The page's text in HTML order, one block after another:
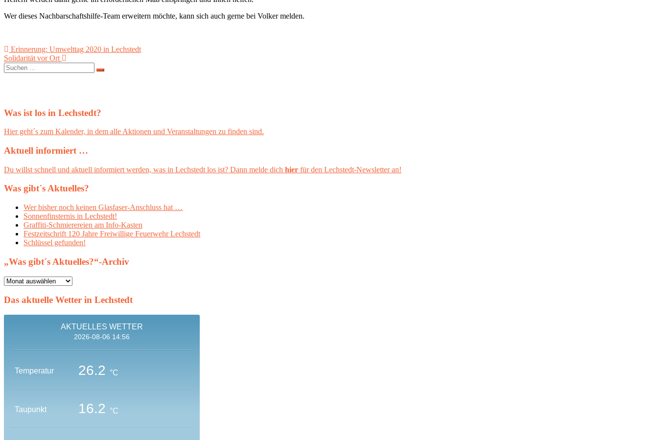
Wer dieses Nachbarschaftshilfe-Team erweitern möchte, kann sich auch gerne bei Volker melden.
Beitragsnavigation
Erinnerung: Umwelttag 2020 in Lechstedt
Solidarität vor Ort
Suchen
nach:
Was ist los in Lechstedt?
Hier geht´s zum Kalender, in dem alle Aktionen und Veranstaltungen zu finden sind.
Aktuell informiert …
Du willst schnell und aktuell informiert werden, was in Lechstedt los ist? Dann melde dich hier für den Lechstedt-Newsletter an!
Was gibt´s Aktuelles?
Wer bisher noch keinen Glasfaser-Anschluss hat …
Sonnenfinsternis in Lechstedt!
Graffiti-Schmierereien am Info-Kasten
Festzeitschrift 120 Jahre Freiwillige Feuerwehr Lechstedt
Schlüssel gefunden!
„Was gibt´s Aktuelles?“-Archiv
„Was
´s
Archiv
Das aktuelle Wetter in Lechstedt